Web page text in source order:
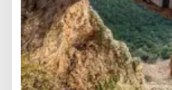
снабжена подсветкой. Благодаря ей
подсвечивается, но так, что
сияния находится внутри него.
Чтобы попасть к усыпальнице,
пройти через сады, которые
склон горы Кармель. Всего их